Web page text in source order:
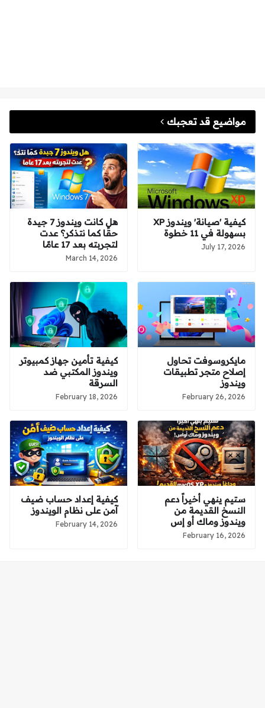
مواضيع قد تعجبك
كيفية 'صيانة' ويندوز XP
بسهولة في 11 خطوة
July 17, 2026
هل كانت ويندوز 7 جيدة
حقًا كما نتذكر؟ عدت
لتجربته بعد 17 عامًا
March 14, 2026
مايكروسوفت تحاول
إصلاح متجر تطبيقات
ويندوز
February 26, 2026
كيفية تأمين جهاز كمبيوتر
ويندوز المكتبي ضد
السرقة
February 18, 2026
ستيم ينهي أخيراً دعم
النسخ القديمة من
ويندوز وماك أو إس
February 16, 2026
كيفية إعداد حساب ضيف
آمن على نظام الويندوز
February 14, 2026